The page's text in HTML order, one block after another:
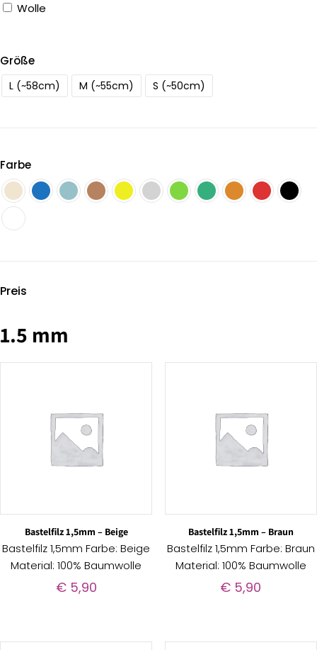
Wolle
Größe
L (~58cm) M (~55cm) S (~50cm)
Farbe
Preis
1.5 mm
Bastelfilz 1,5mm – Beige
Bastelfilz 1,5mm Farbe: Beige
Material: 100% Baumwolle
€5,90
Bastelfilz 1,5mm – Braun
Bastelfilz 1,5mm Farbe: Braun
Material: 100% Baumwolle
€ 5,90